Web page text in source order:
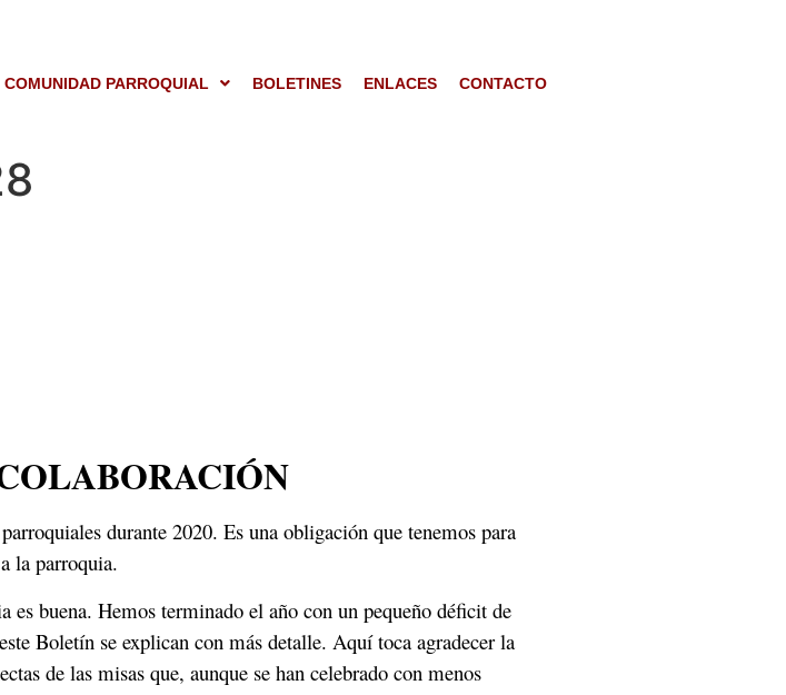
COMUNIDAD PARROQUIAL BOLETINES ENLACES CONTACTO
durante 2020. Es una obligación que tenemos para
la parroquia.
es buena. Hemos terminado el año con un pequeño déficit de
Boletín se explican con más detalle. Aquí toca agradecer la
de las misas que, aunque se han celebrado con menos